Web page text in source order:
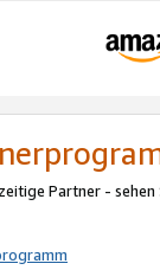
Partner - sehen